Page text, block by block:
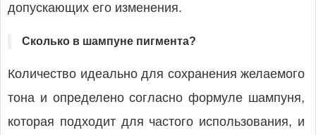
допускающих его изменения.
Сколько в шампуне пигмента?
Количество идеально для сохранения желаемого
тона и определено согласно формуле шампуня,
которая подходит для частого использования, и